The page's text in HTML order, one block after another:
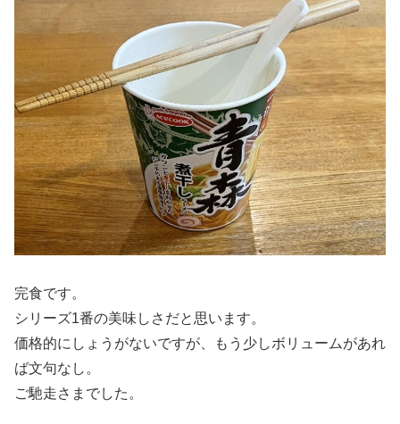
完食です。
シリーズ1番の美味しさだと思います。
価格的にしょうがないですが、もう少しボリュームがあれ
ば文句なし。
ご馳走さまでした。